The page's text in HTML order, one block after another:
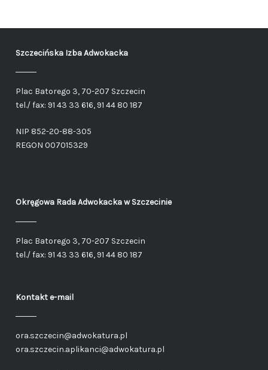
Szczecińska Izba Adwokacka
Plac Batorego 3, 70-207 Szczecin
tel./ fax: 91 43 33 616, 91 44 80 187
NIP 852-20-88-305
REGON 007015329
Okręgowa Rada Adwokackaw Szczecinie
Plac Batorego 3, 70-207 Szczecin
tel./ fax: 91 43 33 616, 91 44 80 187
Kontakt e-mail
ora.szczecin@adwokatura.pl
ora.szczecin.aplikanci@adwokatura.pl